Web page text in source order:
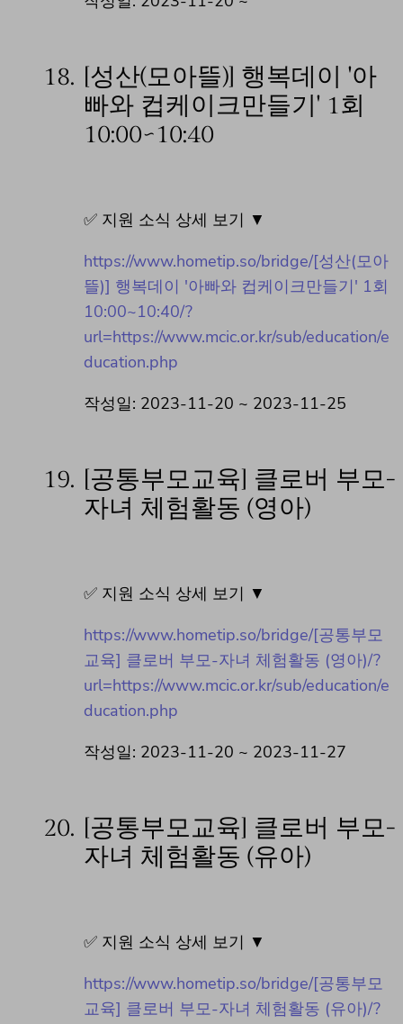
18. [성산(모아뜰)] 행복데이 '아
빠와 컵케이크만들기' 1회
10:00~10:40
✅ 지원 소식 상세 보기 ▼
https://www.hometip.so/bridge/[성산(모아
뜰)] 행복데이 '아빠와 컵케이크만들기' 1회
10:00~10:40/?
url=https://www.mcic.or.kr/sub/education/e
ducation.php
작성일: 2023-11-20 ~ 2023-11-25
19. [공통부모교육] 클로버 부모-
자녀 체험활동 (영아)
✅ 지원 소식 상세 보기 ▼
https://www.hometip.so/bridge/[공통부모
교육] 클로버 부모-자녀 체험활동 (영아)/?
url=https://www.mcic.or.kr/sub/education/e
ducation.php
작성일: 2023-11-20 ~ 2023-11-27
20.
[공통부모교육] 클로버 부모-
자녀 체험활동 (유아)
✅ 지원 소식 상세 보기 ▼
https://www.hometip.so/bridge/[공통부모
교육] 클로버 부모-자녀 체험활동 (유아)/?